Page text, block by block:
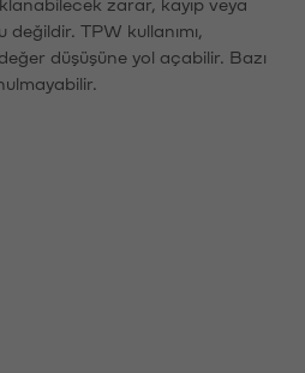
TPW kullanımı,
düşüşüne yol açabilir. Bazı